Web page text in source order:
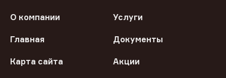
О компании Услуги
Главная Документы
Карта сайта Акции